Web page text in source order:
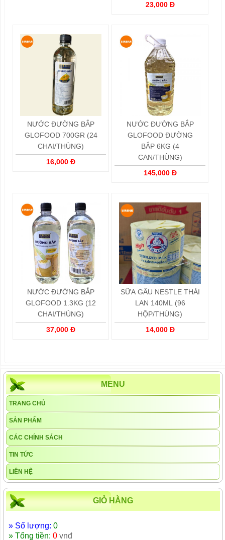
23,000 Đ
NƯỚC ĐƯỜNG BẮP
GLOFOOD 700GR (24
CHAI/THÙNG)
16,000 Đ
NƯỚC ĐƯỜNG BẮP
GLOFOOD ĐƯỜNG
BẮP 6KG (4
CAN/THÙNG)
145,000 Đ
NƯỚC ĐƯỜNG BẮP
GLOFOOD 1.3KG (12
CHAI/THÙNG)
37,000 Đ
SỮA GẤU NESTLE THÁI
LAN 140ML (96
HỘP/THÙNG)
14,000 Đ
MENU
TRANG CHỦ
SẢN PHẨM
CÁC CHÍNH SÁCH
TIN TỨC
LIÊN HỆ
GIỎ HÀNG
» Số lượng: 0
» Tổng tiền: 0 vnđ